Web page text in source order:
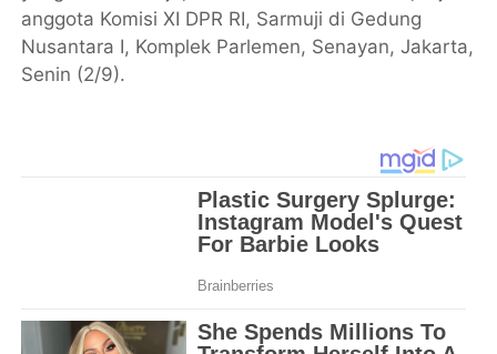
anggota Komisi XI DPR RI, Sarmuji di Gedung
Nusantara I, Komplek Parlemen, Senayan, Jakarta,
Senin (2/9).